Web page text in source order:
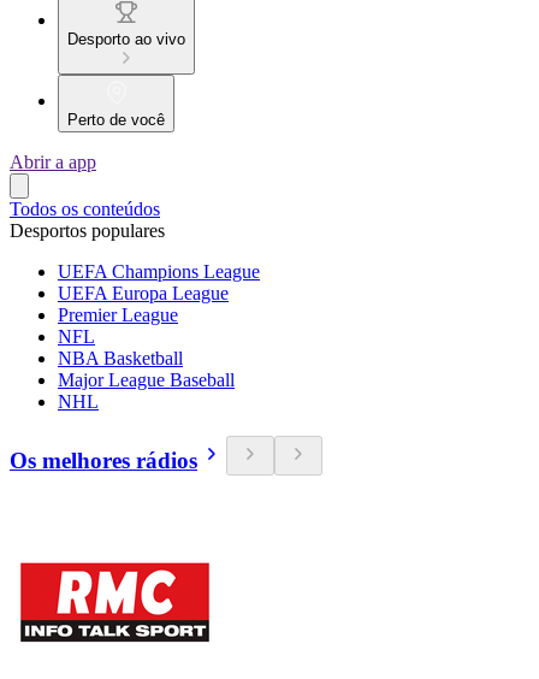
Desporto ao vivo
Perto de você
Abrir a app
Todos os conteúdos
Desportos populares
UEFA Champions League
UEFA Europa League
Premier League
NFL
NBA Basketball
Major League Baseball
NHL
Os melhores rádios